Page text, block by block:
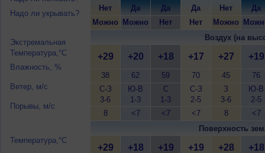
Надо ли укрывать?
Экстремальная
Температура,°C
Влажность, %
Ветер, м/с
Порывы, м/с
Температура,°C
Нет
Можно
Да
Можно
Да
Нет
Да
Нет
Нет
Можно
Да
Воздух (на
+29
38
С-З
3-6
8
+20
62
Ю-В
1-3
<7
+18
59
С
1-3
<7
+17
70
С-З
2-5
<7
+27
45
З
3-6
8
+19
76
Ю-В
2-5
<7
Поверхность
+29 +18 +19 +19 +28 +18